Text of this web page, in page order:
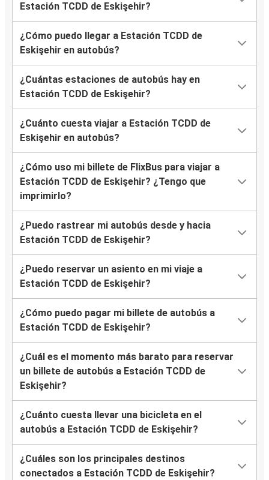
Estación TCDD de Eskişehir?
¿Cómo puedo llegar a Estación TCDD de
Eskişehir en autobús?
¿Cuántas estaciones de autobús hay en
Estación TCDD de Eskişehir?
¿Cuánto cuesta viajar a Estación TCDD de
Eskişehir en autobús?
¿Cómo uso mi billete de FlixBus para viajar a
Estación TCDD de Eskişehir? ¿Tengo que
imprimirlo?
¿Puedo rastrear mi autobús desde y hacia
Estación TCDD de Eskişehir?
¿Puedo reservar un asiento en mi viaje a
Estación TCDD de Eskişehir?
¿Cómo puedo pagar mi billete de autobús a
Estación TCDD de Eskişehir?
¿Cuál es el momento más barato para reservar
un billete de autobús a Estación TCDD de
Eskişehir?
¿Cuánto cuesta llevar una bicicleta en el
autobús a Estación TCDD de Eskişehir?
¿Cuáles son los principales destinos
conectados a Estación TCDD de Eskişehir?